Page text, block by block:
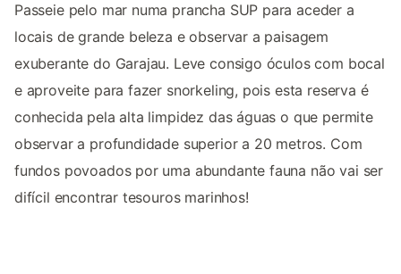
Passeie pelo mar numa prancha SUP para aceder a
locais de grande beleza e observar a paisagem
exuberante do Garajau. Leve consigo óculos com bocal
e aproveite para fazer snorkeling, pois esta reserva é
conhecida pela alta limpidez das águas o que permite
observar a profundidade superior a 20 metros. Com
fundos povoados por uma abundante fauna não vai ser
difícil encontrar tesouros marinhos!